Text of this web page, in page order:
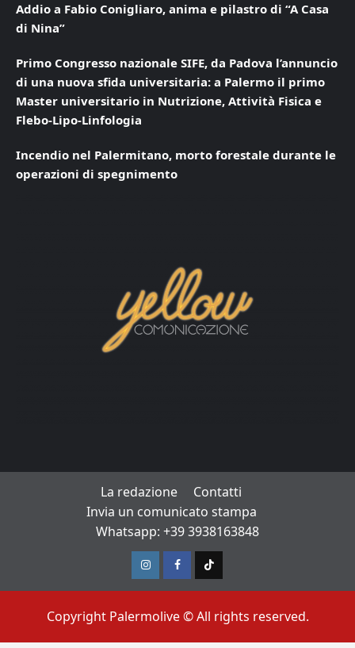
Addio a Fabio Conigliaro, anima e pilastro di “A Casa
di Nina”
Primo Congresso nazionale SIFE, da Padova l’annuncio
di una nuova sfida universitaria: a Palermo il primo
Master universitario in Nutrizione, Attività Fisica e
Flebo-Lipo-Linfologia
Incendio nel Palermitano, morto forestale durante le
operazioni di spegnimento
La redazione
Contatti
Invia un comunicato stampa
Whatsapp: +39 3938163848
InstagramFacebook
TikTok
Copyright Palermolive © All rights reserved.